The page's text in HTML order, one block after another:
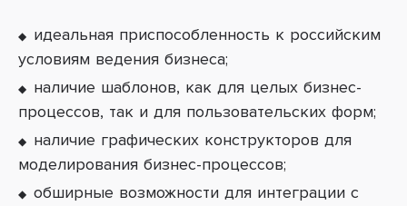
идеальная приспособленность к российским
условиям ведения бизнеса;
наличие шаблонов, как для целых бизнес-
процессов, так и для пользовательских форм;
наличие графических конструкторов для
моделирования бизнес-процессов;
обширные возможности для интеграции с